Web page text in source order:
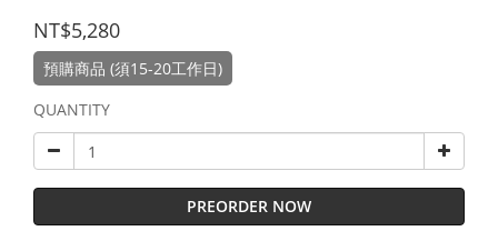
NT$5,280
預購商品 (須15-20工作日)
QUANTITY
PREORDER NOW